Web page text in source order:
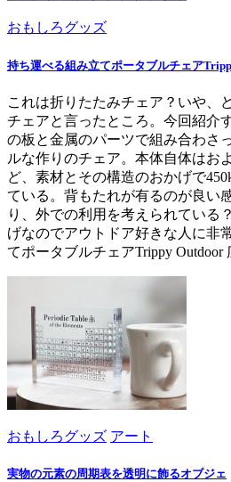
おもしろグッズ
持ち運べる組み立てポータブルチェア
これは折りたたみチェア？いや、
チェアと言ったところ。今回紹介
の板と金属のパーツで組み合わさ
ルな作りのチェア。本体自体はお
ど、素材とその構造のおかげで
ている。背もたれが有るのが良い
り、外での利用を考えられている
げなのでアウトドア好きな人に非
てポータブルチェアTrippy Outdoor
おもしろグッズ アート
実物の元素の周期表を透明に飾るオブジェ